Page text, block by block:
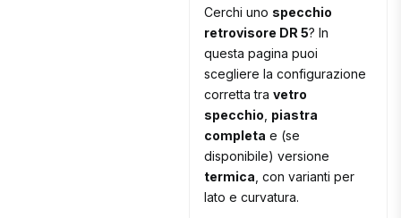
Cerchi uno specchio
retrovisore DR 5? In
questa pagina puoi
scegliere la configurazione
corretta travetro
specchio piastra
completa e (se
disponibile) versione
termica , con varianti per
lato e curvatura.